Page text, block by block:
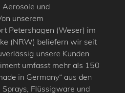
Aerosole und
unserem
Petershagen (Weser) im
(NRW) beliefern wir seit
unsere Kunden
umfasst mehr als 150
in Germany“ aus den
Flüssigware und